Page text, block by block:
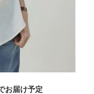
お届け予定